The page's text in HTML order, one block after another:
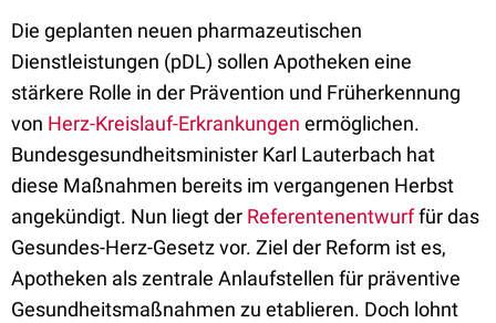
Die geplanten neuen pharmazeutischen
Dienstleistungen (pDL) sollen Apotheken eine
stärkere Rolle in der Prävention und Früherkennung
von Herz-Kreislauf-Erkrankungen ermöglichen.
Bundesgesundheitsminister Karl Lauterbach hat
diese Maßnahmen bereits im vergangenen Herbst
angekündigt. Nun liegt der Referentenentwurffür das
Gesundes-Herz-Gesetz vor. Ziel der Reform ist es,
Apotheken als zentrale Anlaufstellen für präventive
Gesundheitsmaßnahmen zu etablieren. Doch lohnt